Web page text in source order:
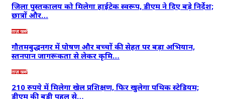
जिला पुस्तकालय को मिलेगा हाईटेक स्वरूप, डीएम ने दिए बड़े निर्देश;
छात्रों और…
ताज़ा खबरें
गौतमबुद्धनगर में पोषण और बच्चों की सेहत पर बड़ा अभियान,
स्तनपान जागरूकता से लेकर कृमि…
ताज़ा खबरें
210 रुपये में मिलेगा खेल प्रशिक्षण, फिर खुलेगा पथिक स्टेडियम;
डीएम की बड़ी पहल से…